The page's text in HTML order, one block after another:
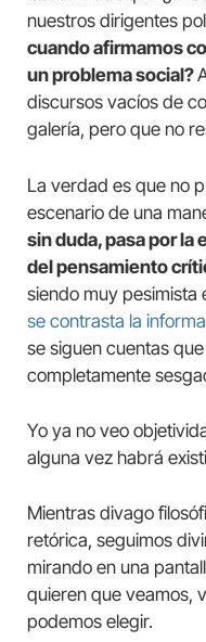
nuestros dirigentes
cuando afirmamos
un problema social?
discursos vacíos de
galería, pero que no
La verdad es que no
escenario de una
sin duda, pasa por la
del pensamiento
siendo muy pesimista
se contrasta la
se siguen cuentas
completamente
Yo ya no veo
alguna vez habrá
Mientras divago
retórica, seguimos
mirando en una
quieren que veamos,
podemos elegir.